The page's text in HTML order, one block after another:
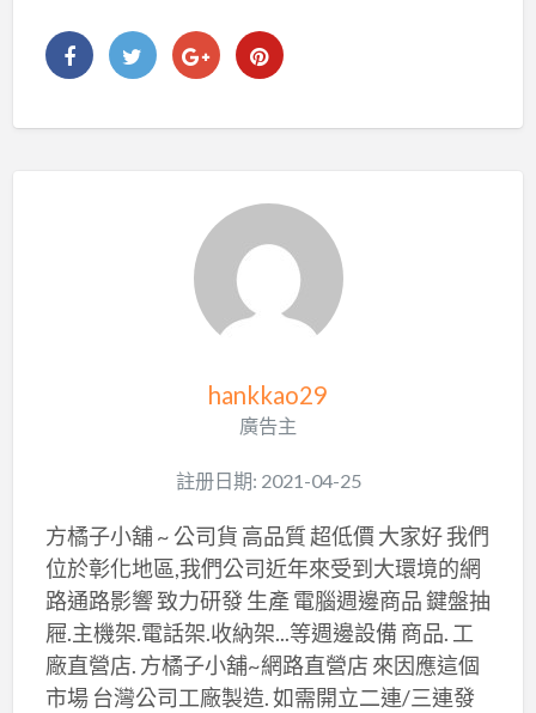
hankkao29
廣告主
註册日期: 2021-04-25
方橘子小舖 ~ 公司貨 高品質 超低價 大家好 我們
位於彰化地區,我們公司近年來受到大環境的網
路通路影響 致力研發 生產 電腦週邊商品 鍵盤抽
屜.主機架.電話架.收納架...等週邊設備 商品. 工
廠直營店. 方橘子小舖~網路直營店 來因應這個
市場 台灣公司工廠製造. 如需開立二連/三連發